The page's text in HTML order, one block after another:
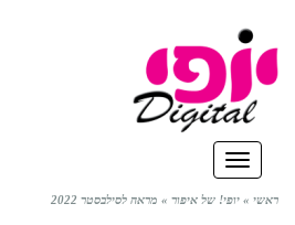
תפריט
ראשי » יופי! של איפור » מראה לסילבסטר 2022